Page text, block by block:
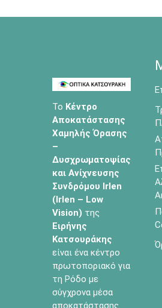
Το Κέντρο
Αποκατάστασης
Χαμηλής Όρασης
–
Δυσχρωματοψίας
και Ανίχνευσης
Συνδρόμου Irlen
(Irlen – Low
Vision) της
Ειρήνης
Κατσουράκης
είναι ένα κέντρο
πρωτοποριακό για
τη Ρόδο με
σύγχρονα μέσα
αποκατάστασης.